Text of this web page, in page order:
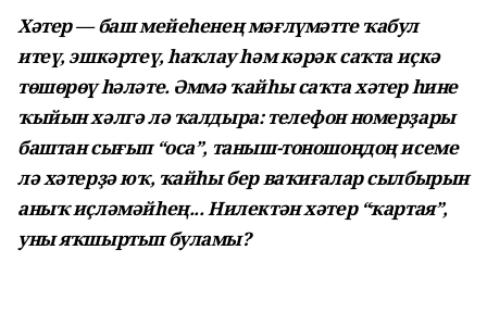
Хәтер — баш мейеһенең мәғлүмәтте ҡабул
итеү, эшкәртеү, һаҡлау һәм кәрәк саҡта иҫкә
төшөрөү һәләте. Әммә ҡайһы саҡта хәтер һине
ҡыйын хәлгә лә ҡалдыра: телефон номерҙары
баштан сығып “оса”, таныш-тоношоңдоң исеме
лә хәтерҙә юҡ, ҡайһы бер ваҡиғалар сылбырын
аныҡ иҫләмәйһең... Нилектән хәтер “ҡартая”,
уны яҡшыртып буламы?